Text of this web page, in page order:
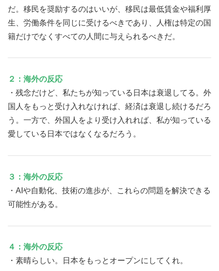
だ。移民を奨励するのはいいが、移民は最低賃金や福利厚
生、労働条件を同じに受けるべきであり、人権は特定の国
籍だけでなくすべての人間に与えられるべきだ。
２：海外の反応
・残念だけど、私たちが知っている日本は衰退してる。外
国人をもっと受け入れなければ、経済は衰退し続けるだろ
う。一方で、外国人をより受け入れれば、私が知っている
愛している日本ではなくなるだろう。
３：海外の反応
・AIや自動化、技術の進歩が、これらの問題を解決できる
可能性がある。
４：海外の反応
・素晴らしい。日本をもっとオープンにしてくれ。